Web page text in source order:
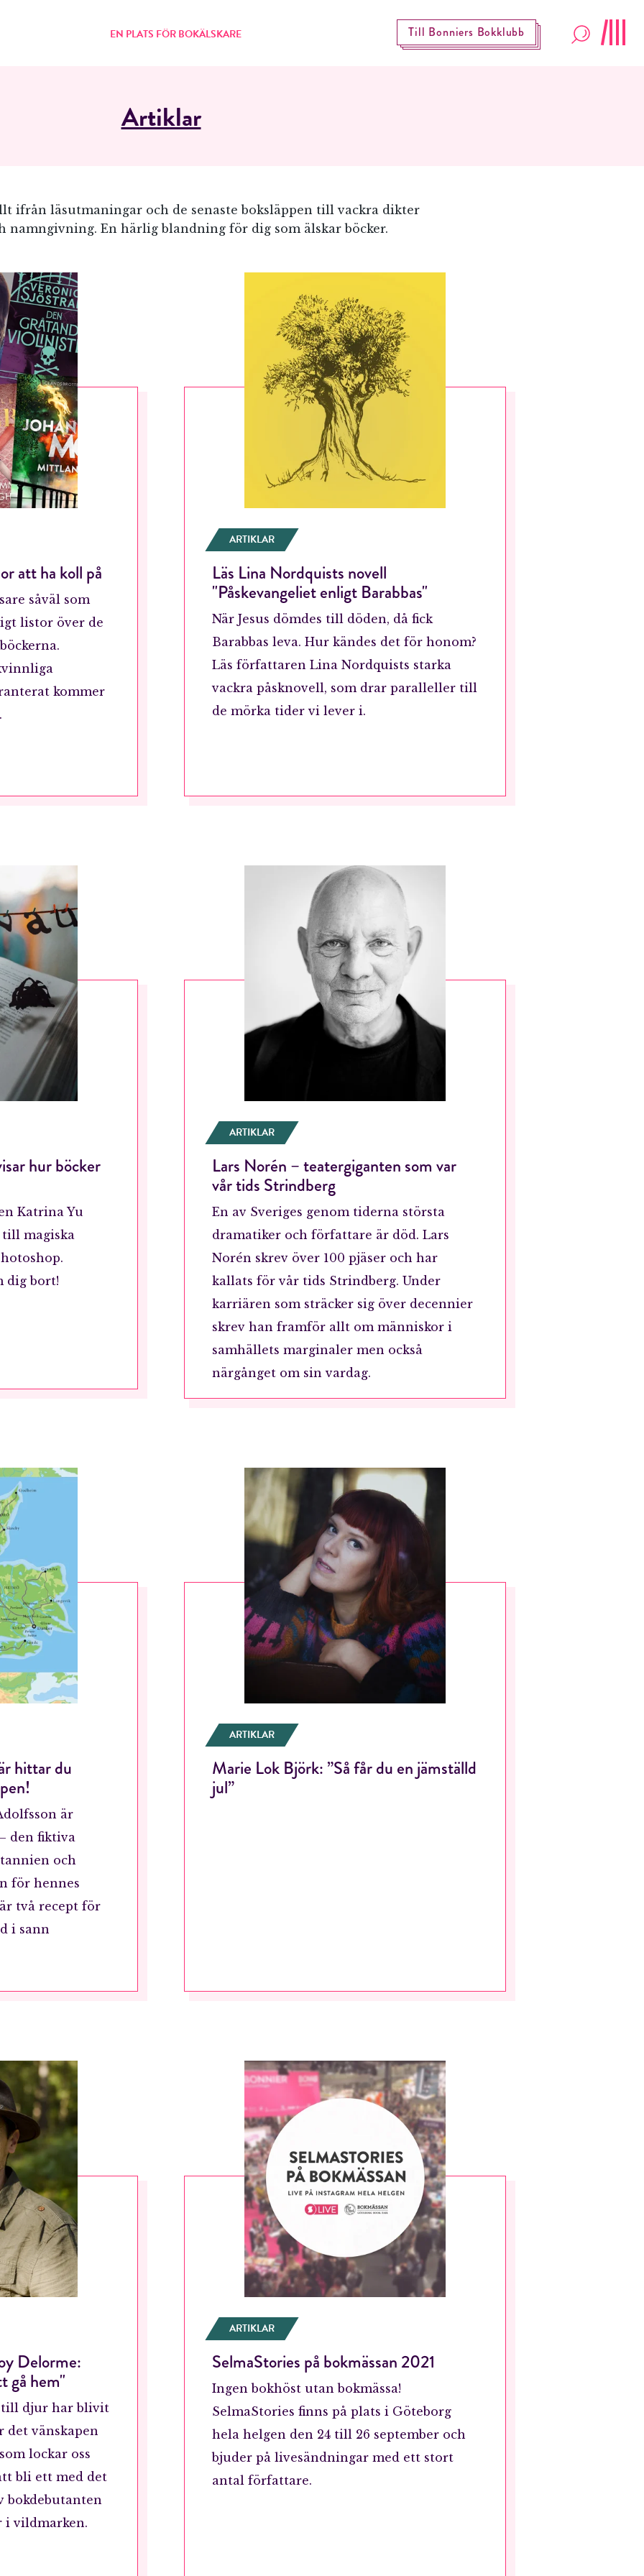
EN PLATS FÖR BOKÄLSKARE Till Bonniers Bokklubb
Jag accepterar villkoren.
Artiklar
ifrån läsutmaningar och de senaste boksläppen till vackra dikter
namngivning. En härlig blandning för dig som älskar böcker.
att ha koll på
såväl som
listor över de
kommer
ARTIKLAR
Läs Lina Nordquists novell
"Påskevangeliet enligt Barabbas"
När Jesus dömdes till döden, då fick
Barabbas leva. Hur kändes det för honom?
Läs författaren Lina Nordquists starka
vackra påsknovell, som drar paralleller till
de mörka tider vi lever i.
hur böcker
Katrina Yu
magiska
dig bort!
ARTIKLAR
Lars Norén – teatergiganten som var
vår tids Strindberg
En av Sveriges genom tiderna största
dramatiker och författare är död. Lars
Norén skrev över 100 pjäser och har
kallats för vår tids Strindberg. Under
karriären som sträcker sig över decennier
skrev han framför allt om människor i
samhällets marginaler men också
närgånget om sin vardag.
hittar du
är
den fiktiva
och
för hennes
två recept för
i sann
ARTIKLAR
Marie Lok Björk: ”Så får du en jämställd
jul”
Delorme:
gå hem"
till djur har blivit
vänskapen
lockar oss
bli ett med det
bokdebutanten
i vildmarken.
ARTIKLAR
SelmaStories på bokmässan 2021
Ingen bokhöst utan bokmässa!
SelmaStories finns på plats i Göteborg
hela helgen den 24 till 26 september och
bjuder på livesändningar med ett stort
antal författare.